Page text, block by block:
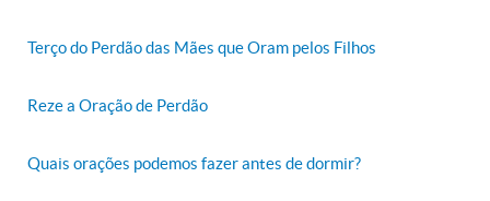
Terço do Perdão das Mães que Oram pelos Filhos
Reze a Oração de Perdão
Quais orações podemos fazer antes de dormir?